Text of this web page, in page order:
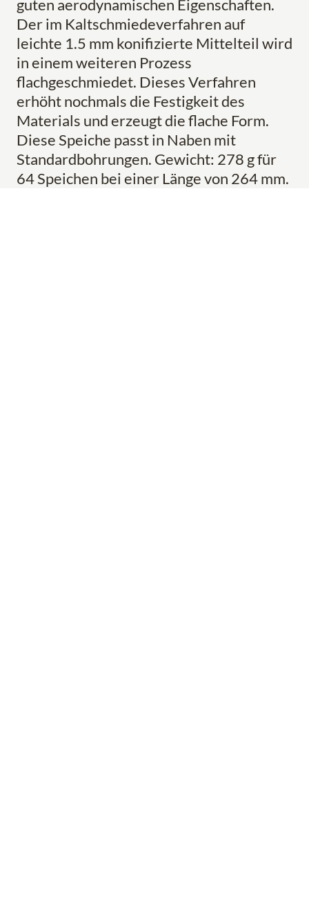
guten aerodynamischen Eigenschaften.
Der im Kaltschmiedeverfahren auf
leichte 1.5 mm konifizierte Mittelteil wird
in einem weiteren Prozess
flachgeschmiedet. Dieses Verfahren
erhöht nochmals die Festigkeit des
Materials und erzeugt die flache Form.
Diese Speiche passt in Naben mit
Standardbohrungen. Gewicht: 278 g für
64 Speichen bei einer Länge von 264 mm.